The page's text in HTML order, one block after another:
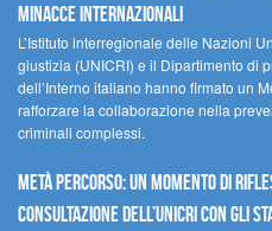
minacce internazionali
L’Istituto interregionale delle Nazioni
giustizia (UNICRI) e il Dipartimento di
dell’Interno italiano hanno firmato un
rafforzare la collaborazione nella
criminali complessi.
Metà percorso: un momento di
Consultazione dell’UNICRI con gli